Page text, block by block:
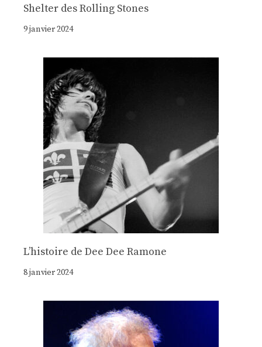
Shelter des Rolling Stones
9 janvier 2024
Lʼhistoire de Dee Dee Ramone
8 janvier 2024